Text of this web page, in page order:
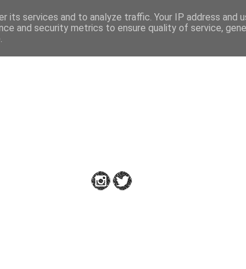
its services and to analyze traffic. Your IP address and
and security metrics to ensure quality of service,